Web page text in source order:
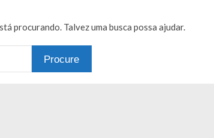
procurando. Talvez uma busca possa ajudar.